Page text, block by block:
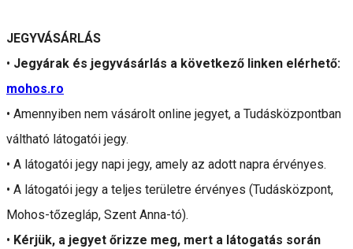
JEGYVÁSÁRLÁS
• Jegyárak és jegyvásárlás a következő linken elérhető:
mohos.ro
• Amennyiben nem vásárolt online jegyet, a Tudásközpontban
váltható látogatói jegy.
• A látogatói jegy napi jegy, amely az adott napra érvényes.
• A látogatói jegy a teljes területre érvényes (Tudásközpont,
Mohos-tőzegláp, Szent Anna-tó).
• Kérjük, a jegyet őrizze meg, mert a látogatás során